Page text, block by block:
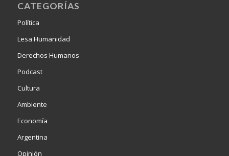
CATEGORÍAS
Política
Lesa Humanidad
Derechos Humanos
Podcast
Cultura
Ambiente
Economía
Argentina
Opinión